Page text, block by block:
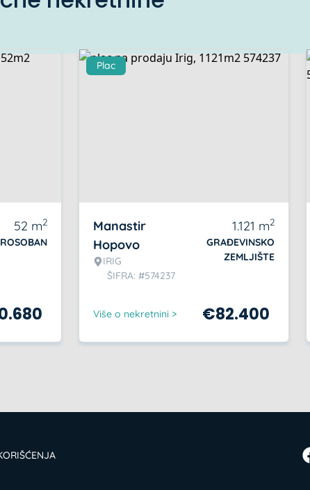
52 m2
Plac
Manastir
Hopovo
IRIG
ŠIFRA: #574237
1.121 m2
GRAĐEVINSKO
ZEMLJIŠTE
Više o nekretnini > €82.400